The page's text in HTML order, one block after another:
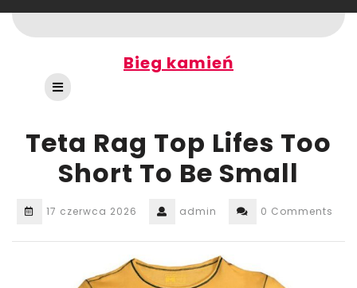
to
content
Bieg kamień
Open
Button
Teta Rag Top Lifes Too
Short To Be Small
17 czerwca 2026 admin 0 Comments